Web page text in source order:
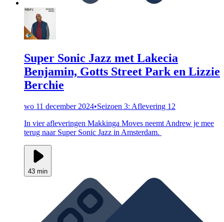
Super Sonic Jazz met Lakecia
Benjamin, Gotts Street Park en Lizzie
Berchie
wo 11 december 2024•Seizoen 3: Aflevering 12
In vier afleveringen Makkinga Moves neemt Andrew je mee
terug naar Super Sonic Jazz in Amsterdam.
43 min